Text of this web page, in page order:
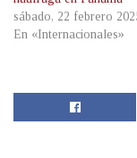
sábado, 22 febrero
En «Internacionales»